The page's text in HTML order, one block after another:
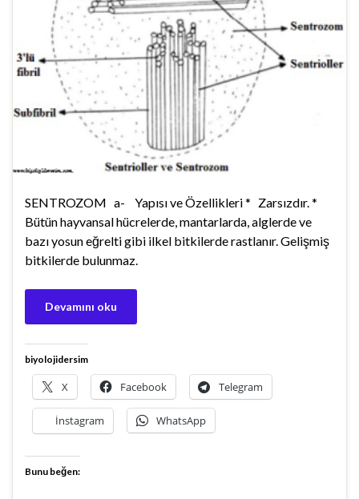
SENTROZOM a- Yapısı ve Özellikleri * Zarsızdır. *
Bütün hayvansal hücrelerde, mantarlarda, alglerde ve
bazı yosun eğrelti gibi ilkel bitkilerde rastlanır. Gelişmiş
bitkilerde bulunmaz.
Devamını oku
biyolojidersim
X Facebook Telegram
İnstagram WhatsApp
Bunu beğen: